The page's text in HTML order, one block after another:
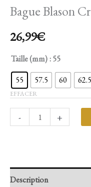
Bague Blason
26,99€
Taille (mm): 55
55 57.5 60 62.5
EFFACER
- +
Description